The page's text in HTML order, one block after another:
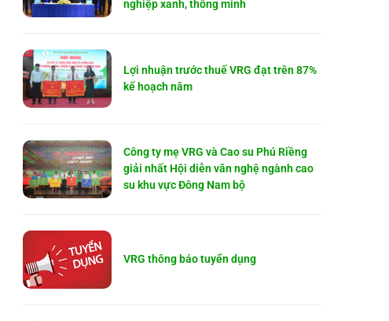
nghiệp xanh, thông minh
Lợi nhuận trước thuế VRG đạt trên 87%
kế hoạch năm
Công ty mẹ VRG và Cao su Phú Riềng
giải nhất Hội diễn văn nghệ ngành cao
su khu vực Đông Nam bộ
VRG thông báo tuyển dụng